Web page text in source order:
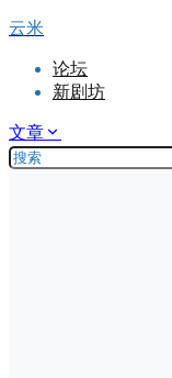
云米
论坛
新剧坊
文章